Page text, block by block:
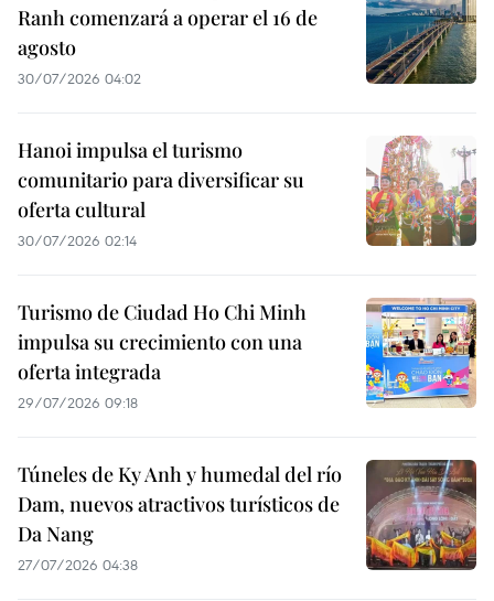
Ranh comenzará a operar el 16 de
agosto
30/07/2026 04:02
Hanoi impulsa el turismo
comunitario para diversificar su
oferta cultural
30/07/2026 02:14
Turismo de Ciudad Ho Chi Minh
impulsa su crecimiento con una
oferta integrada
29/07/2026 09:18
Túneles de Ky Anh y humedal del río
Dam, nuevos atractivos turísticos de
Da Nang
27/07/2026 04:38